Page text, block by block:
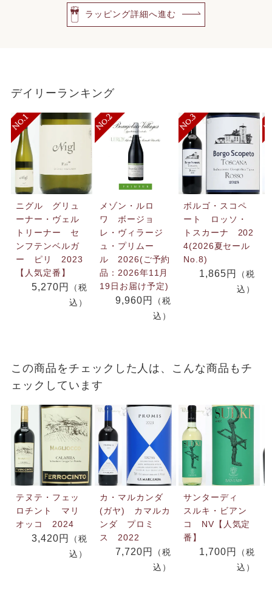
ラッピング詳細へ進む
デイリーランキング
ニグル グリュ
ーナー・ヴェル
トリーナー セ
ンフテンベルガ
ー ピリ 2023
【人気定番】
5,270円
（税
込）
メゾン・ルロ
ワ ボージョ
レ・ヴィラージ
ュ・プリムー
ル 2026(ご予約
品：2026年11月
19日お届け予定)
9,960円
（税
込）
ボルゴ・スコペ
ート ロッソ・
トスカーナ 202
4(2026夏セール
No.8)
1,865円
（税
込）
この商品をチェックした人は、こんな商品もチ
ェックしています
テヌテ・フェッ
ロチント マリ
オッコ 2024
3,420円
（税
込）
カ・マルカンダ
(ガヤ) カマルカ
ンダ プロミ
ス 2022
7,720円
（税
込）
サンターディ
スルキ・ビアン
コ NV【人気定
番】
1,700円
（税
込）